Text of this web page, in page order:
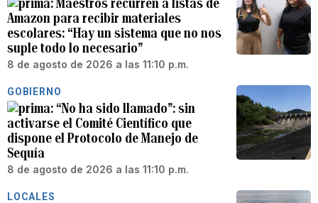
Maestros recurren a listas de
Amazon para recibir materiales
escolares: “Hay un sistema que no nos
suple todo lo necesario”
8 de agosto de 2026 a las 11:10 p.m.
GOBIERNO
“No ha sido llamado”: sin
activarse el Comité Científico que
dispone el Protocolo de Manejo de
Sequía
8 de agosto de 2026 a las 11:10 p.m.
LOCALES